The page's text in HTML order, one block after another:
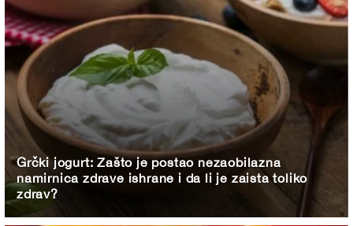
Grčki jogurt: Zašto je postao nezaobilazna
namirnica zdrave ishrane i da li je zaista toliko
zdrav?